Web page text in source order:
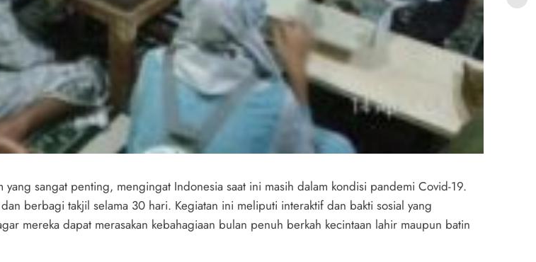
sangat penting, mengingat Indonesia saat ini masih dalam kondisi pandemi Covid-19.
berbagi takjil selama 30 hari. Kegiatan ini meliputi interaktif dan bakti sosial yang
mereka dapat merasakan kebahagiaan bulan penuh berkah kecintaan lahir maupun batin